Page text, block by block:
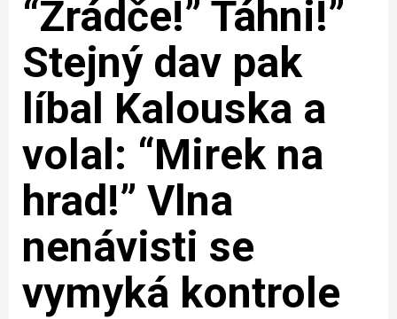
“Zrádče!” Táhni!”
Stejný dav pak
líbal Kalouska a
volal: “Mirek na
hrad!” Vlna
nenávisti se
vymyká kontrole